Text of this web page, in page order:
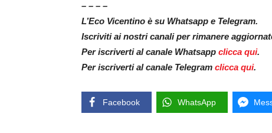
– – – –
L’Eco Vicentino è su Whatsapp e Telegram.
Iscriviti ai nostri canali per rimanere
Per iscriverti al canale Whatsapp clicca qui.
Per iscriverti al canale Telegram clicca qui.
Facebook WhatsApp